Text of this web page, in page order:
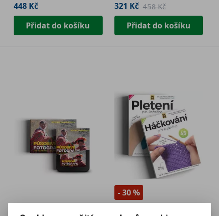
448 Kč
Přidat do košíku
321 Kč 458 Kč
Přidat do košíku
- 30 %